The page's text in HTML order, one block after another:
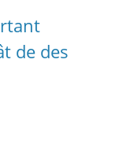
de des